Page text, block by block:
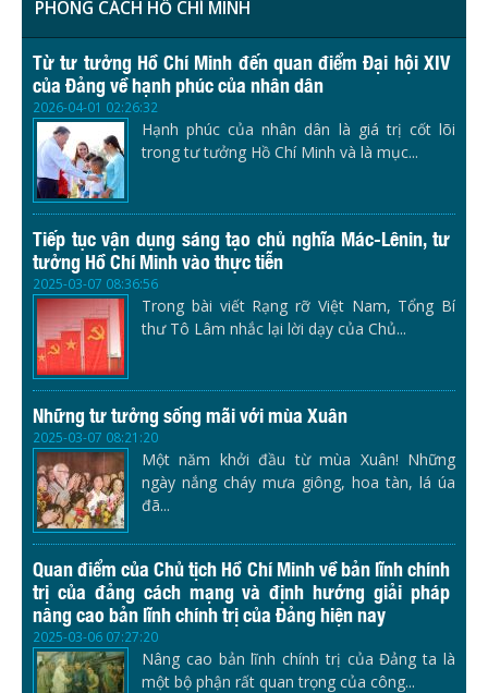
PHONG CÁCH HỒ CHÍ MINH
Từ tư tưởng Hồ Chí Minh đến quan điểm Đại hội XIV
của Đảng về hạnh phúc của nhân dân
2026-04-01 02:26:32
Hạnh phúc của nhân dân là giá trị cốt lõi
trong tư tưởng Hồ Chí Minh và là mục...
Tiếp tục vận dụng sáng tạo chủ nghĩa Mác-Lênin, tư
tưởng Hồ Chí Minh vào thực tiễn
2025-03-07 08:36:56
Trong bài viết Rạng rỡ Việt Nam, Tổng Bí
thư Tô Lâm nhắc lại lời dạy của Chủ...
Những tư tưởng sống mãi với mùa Xuân
2025-03-07 08:21:20
Một năm khởi đầu từ mùa Xuân! Những
ngày nắng cháy mưa giông, hoa tàn, lá úa
đã...
Quan điểm của Chủ tịch Hồ Chí Minh về bản lĩnh chính
trị của đảng cách mạng và định hướng giải pháp
nâng cao bản lĩnh chính trị của Đảng hiện nay
2025-03-06 07:27:20
Nâng cao bản lĩnh chính trị của Đảng ta là
một bộ phận rất quan trọng của công...